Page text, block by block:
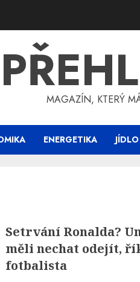
MAGAZÍN, KTERÝ
ENERGETIKA JÍDLO
Setrvání Ronalda?
měli nechat odejít,
fotbalista